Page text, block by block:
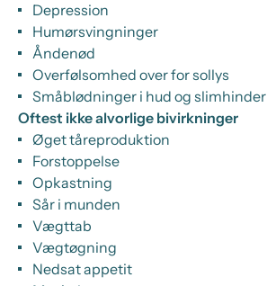
Depression
Humørsvingninger
Åndenød
Overfølsomhed over for sollys
Småblødninger i hud og slimhinder
Oftest ikke alvorlige bivirkninger
Øget tåreproduktion
Forstoppelse
Opkastning
Sår i munden
Vægttab
Vægtøgning
Nedsat appetit